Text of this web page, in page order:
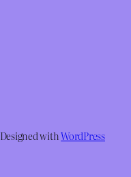
Designed withWordPress